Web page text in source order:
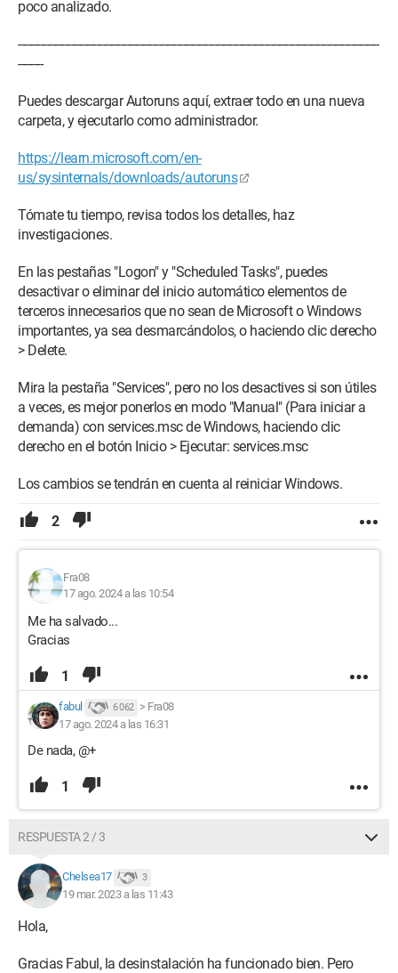
poco analizado.
-----------------------------------------------------­------------------------­---------------------------------------
--------
Puedes descargar Autoruns aquí, extraer todo en una nueva
carpeta, y ejecutarlo como administrador.
https://learn.microsoft.com/en-
us/sysinternals/downloads/autoruns
Tómate tu tiempo, revisa todos los detalles, haz
investigaciones.
En las pestañas "Logon" y "Scheduled Tasks", puedes
desactivar o eliminar del inicio automático elementos de
terceros innecesarios que no sean de Microsoft o Windows
importantes, ya sea desmarcándolos, o haciendo clic derecho
> Delete.
Mira la pestaña "Services", pero no los desactives si son útiles
a veces, es mejor ponerlos en modo "Manual" (Para iniciar a
demanda) con services.msc de Windows, haciendo clic
derecho en el botón Inicio > Ejecutar: services.msc
Los cambios se tendrán en cuenta al reiniciar Windows.
2
Fra08
17 ago. 2024 a las 10:54
Me ha salvado...
Gracias
1
fabul 6 062 > Fra08
17 ago. 2024 a las 16:31
De nada, @+
1
RESPUESTA 2 / 3
Chelsea17 3
19 mar. 2023 a las 11:43
Hola,
Gracias Fabul, la desinstalación ha funcionado bien. Pero